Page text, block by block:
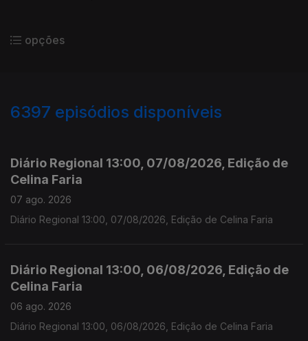
opções
6397 episódios disponíveis
Diário Regional 13:00, 07/08/2026, Edição de
Celina Faria
07 ago. 2026
Diário Regional 13:00, 07/08/2026, Edição de Celina Faria
Diário Regional 13:00, 06/08/2026, Edição de
Celina Faria
06 ago. 2026
Diário Regional 13:00, 06/08/2026, Edição de Celina Faria